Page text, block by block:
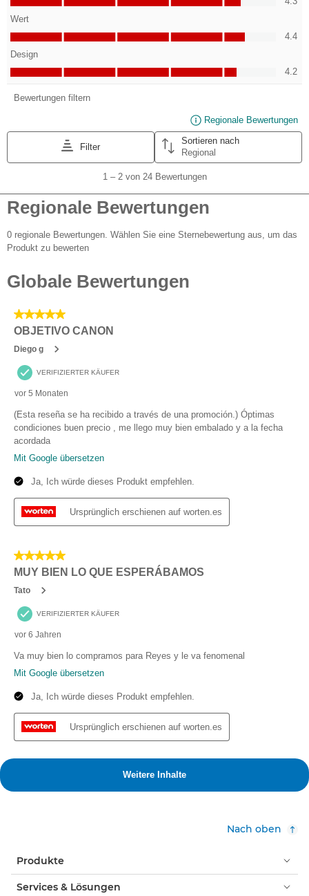
Nach oben
Produkte
Services & Lösungen